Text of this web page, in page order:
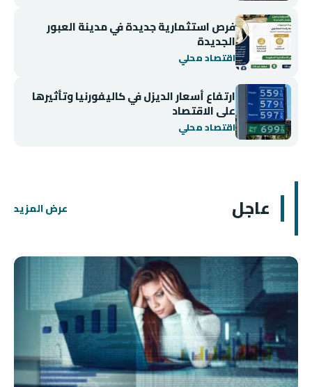
فرص استثمارية جديدة في مدينة العبور
الجديدة
اقتصاد محلي
ارتفاع أسعار الديزل في كاليفورنيا وتأثيرها
على الاقتصاد
اقتصاد محلي
عاجل عرض المزيد